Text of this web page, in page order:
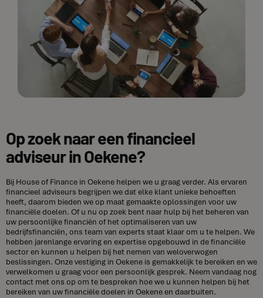
Op zoek naar een financieel
adviseur in Oekene?
Bij House of Finance in Oekene helpen we u graag verder. Als ervaren
financieel adviseurs begrijpen we dat elke klant unieke behoeften
heeft, daarom bieden we op maat gemaakte oplossingen voor uw
financiële doelen. Of u nu op zoek bent naar hulp bij het beheren van
uw persoonlijke financiën of het optimaliseren van uw
bedrijfsfinanciën, ons team van experts staat klaar om u te helpen. We
hebben jarenlange ervaring en expertise opgebouwd in de financiële
sector en kunnen u helpen bij het nemen van weloverwogen
beslissingen. Onze vestiging in Oekene is gemakkelijk te bereiken en we
verwelkomen u graag voor een persoonlijk gesprek. Neem vandaag nog
contact met ons op om te bespreken hoe we u kunnen helpen bij het
bereiken van uw financiële doelen in Oekene en daarbuiten.